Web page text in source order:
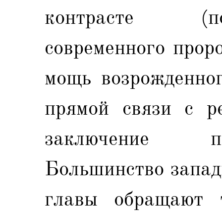
контрасте
современного
мощь
прямой связи с
заключение
Большинство
главы